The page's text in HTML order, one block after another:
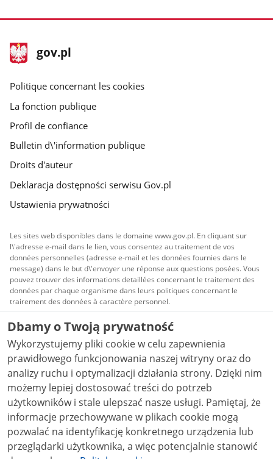
pied
de
gov.pl
Page
gov.pl
gov.pl
Politique concernant les cookies
La fonction publique
Profil de confiance
Bulletin d\'information publique
Droits d'auteur
Deklaracja dostępności serwisu Gov.pl
Ustawienia prywatności
Les sites web disponibles dans le domaine www.gov.pl. En cliquant sur
l\'adresse e-mail dans le lien, vous consentez au traitement de vos
données personnelles (adresse e-mail et les données fournies dans le
message) dans le but d\'envoyer une réponse aux questions posées. Vous
pouvez trouver des informations detaillées concernant le traitement des
données par chaque organisme dans leurs politiques concernant le
trairement des données à caractère personnel.
Tout le contenu publié sur le présent site est distribué
sous un régime de licenceCreative Commons
Attribution 3.0 PL , à moins quil nen soit disposé
autrement.
Dbamy o Twoją prywatność
Wykorzystujemy pliki cookie w celu zapewnienia
prawidłowego funkcjonowania naszej witryny oraz do
analizy ruchu i optymalizacji działania strony. Dzięki nim
możemy lepiej dostosować treści do potrzeb
użytkowników i stale ulepszać nasze usługi. Pamiętaj, że
informacje przechowywane w plikach cookie mogą
pozwalać na identyfikację konkretnego urządzenia lub
przeglądarki użytkownika, a więc potencjalnie stanowić